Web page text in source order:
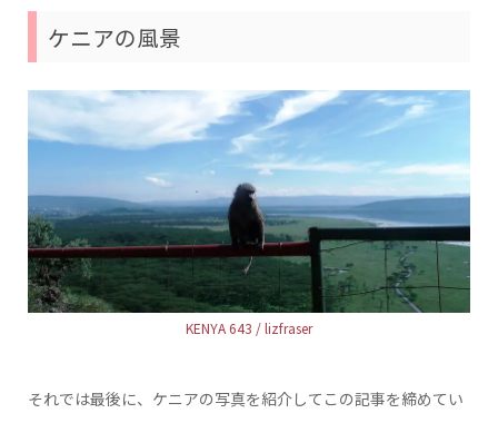
ケニアの風景
KENYA 643 / lizfraser
それでは最後に、ケニアの写真を紹介してこの記事を締めてい